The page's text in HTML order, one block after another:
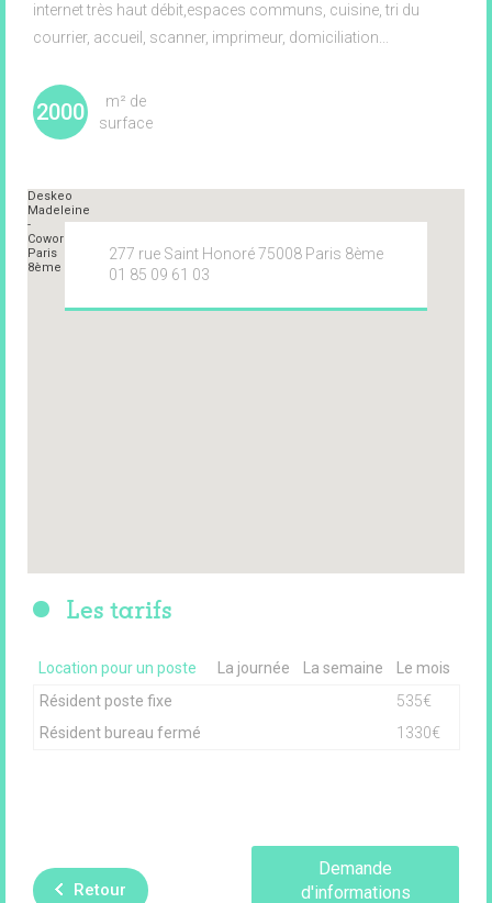
internet très haut débit,espaces communs, cuisine, tri du
courrier, accueil, scanner, imprimeur, domiciliation...
2000
m² de
surface
277 rue Saint Honoré 75008 Paris 8ème
01 85 09 61 03
Les tarifs
Location pour un poste La journée La semaine
Le mois
Résident poste fixe
535€
Résident bureau fermé
1330€
Retour
Demande
d'informations